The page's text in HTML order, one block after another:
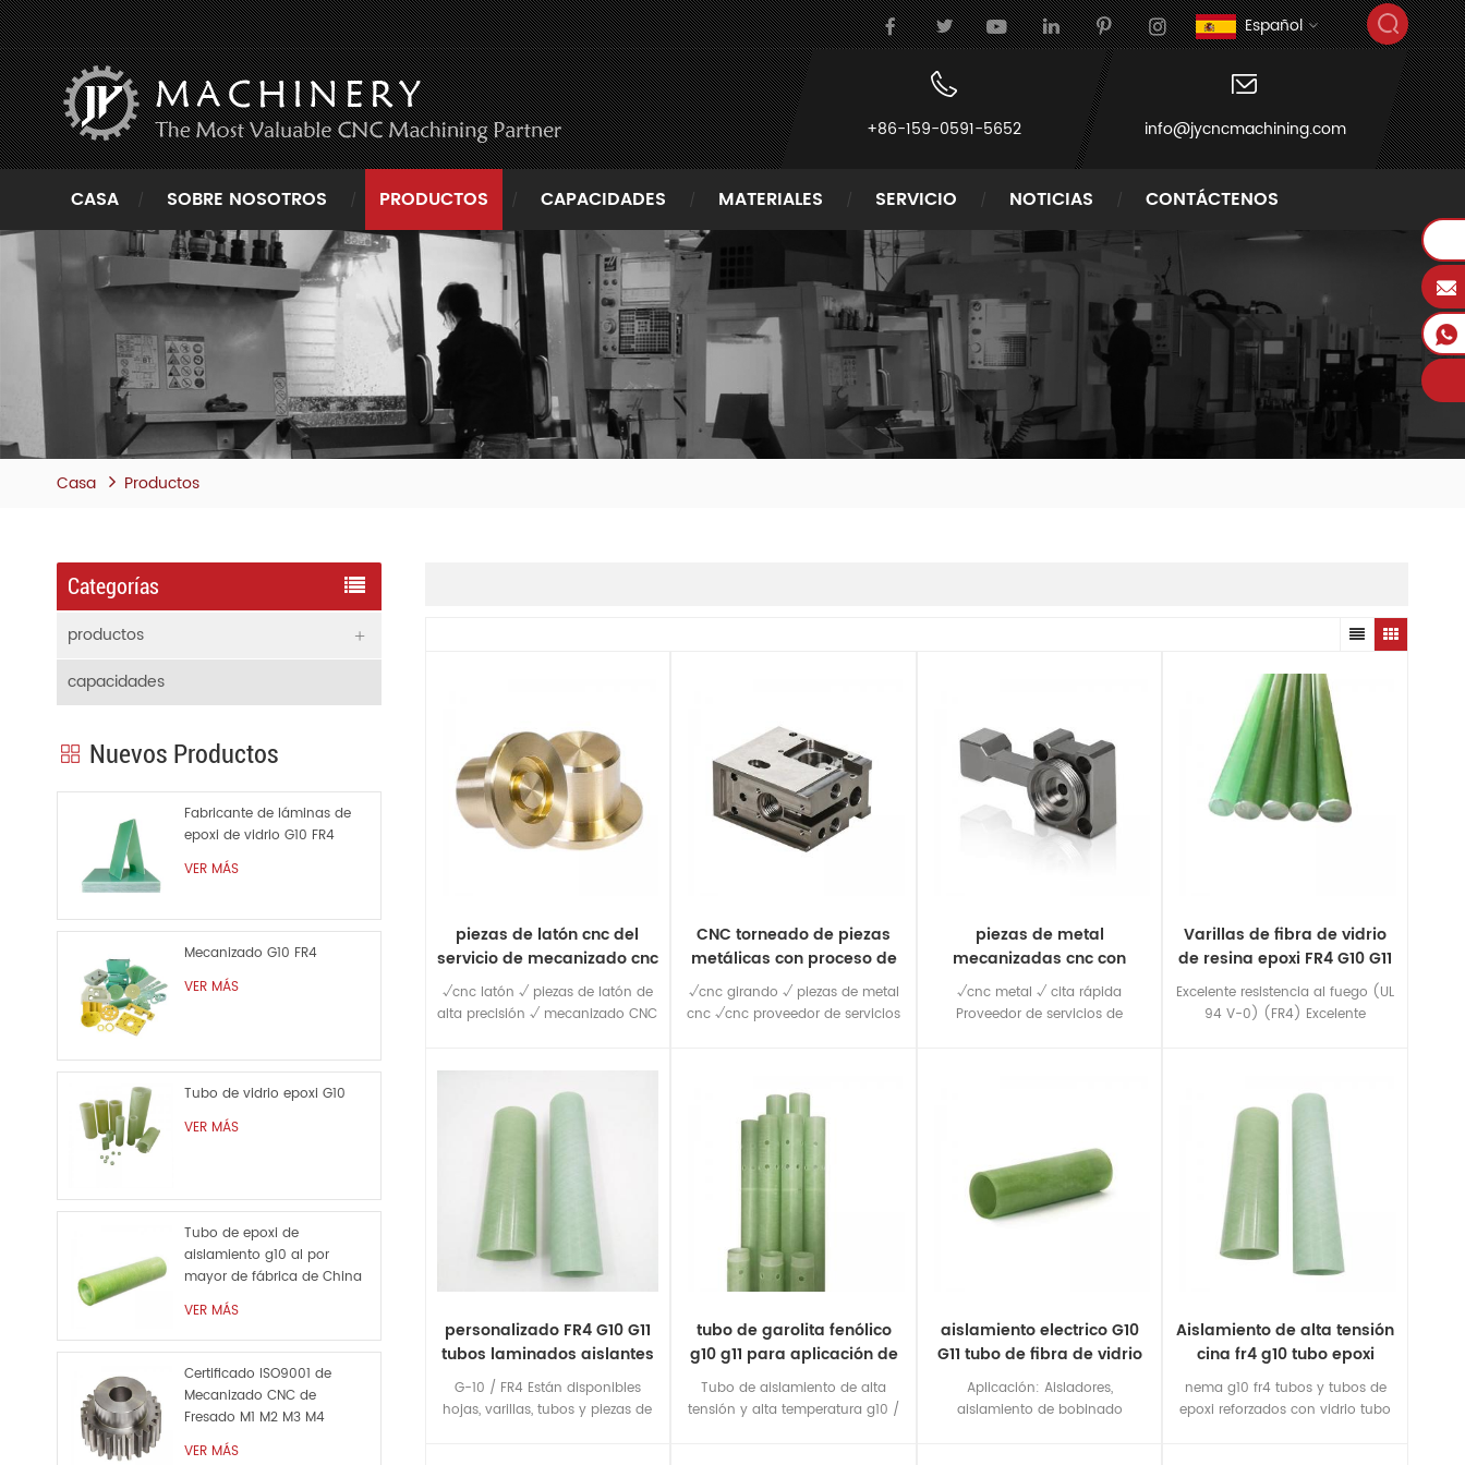
Español
+86-159-0591-5652 info@jycncmachining.com
CASA SOBRE NOSOTROS PRODUCTOS CAPACIDADES MATERIALES SERVICIO NOTICIAS CONTÁCTENOS
Casa Productos
piezas de latón cnc del
servicio de mecanizado cnc
de alta precisión
√cnc latón √ piezas de latón de
alta precisión √ mecanizado CNC
CNC torneado de piezas
metálicas con proceso de
alta precisión
√cnc girando √ piezas de metal
cnc √cnc proveedor de servicios
piezas de metal
mecanizadas cnc con
presupuesto rápido
√cnc metal √ cita rápida
Proveedor de servicios de
Varillas de fibra de vidrio
de resina epoxi FR4 G10 G11
Excelente resistencia al fuego (UL
94 V-0) (FR4) Excelente
agua (tasa de absorción de
agua ≤0,2%) Excelente resistencia
al choque térmico (temperatura
de trabajo de -273 ℃ a +155 ℃)
Excelente rendimiento de
procesamiento mecánico y alta
tasa de procesamiento
automático
personalizado FR4 G10 G11
tubos laminados aislantes
para aplicaciones
eléctricas
G-10 / FR4 Están disponibles
hojas, varillas, tubos y piezas de
tubo de garolita fenólico
g10 g11 para aplicación de
transformador
Tubo de aislamiento de alta
tensión y alta temperatura g10 /
aislamiento electrico G10
G11 tubo de fibra de vidrio
epoxi Para aplicación de
alto voltaje
Aplicación: Aisladores,
aislamiento de bobinado
Aislamiento de alta tensión
cina fr4 g10 tubo epoxi
nema g10 fr4 tubos y tubos de
epoxi reforzados con vidrio tubo
Categorías
productos
capacidades
Nuevos Productos
Fabricante de láminas de
epoxi de vidrio G10 FR4
VER MÁS
Mecanizado G10 FR4
VER MÁS
Tubo de vidrio epoxi G10
VER MÁS
Tubo de epoxi de
aislamiento g10 al por
mayor de fábrica de China
VER MÁS
Certificado ISO9001 de
Mecanizado CNC de
Fresado M1 M2 M3 M4
Personalizado de Metal de
VER MÁS